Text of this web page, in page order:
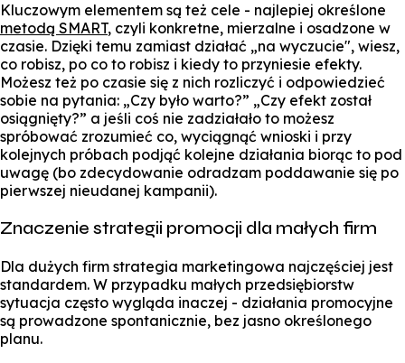
Kluczowym elementem są też cele - najlepiej określone
metodą SMART, czyli konkretne, mierzalne i osadzone w
czasie. Dzięki temu zamiast działać „na wyczucie", wiesz,
co robisz, po co to robisz i kiedy to przyniesie efekty.
Możesz też po czasie się z nich rozliczyć i odpowiedzieć
sobie na pytania: „Czy było warto?” „Czy efekt został
osiągnięty?” a jeśli coś nie zadziałało to możesz
spróbować zrozumieć co, wyciągnąć wnioski i przy
kolejnych próbach podjąć kolejne działania biorąc to pod
uwagę (bo zdecydowanie odradzam poddawanie się po
pierwszej nieudanej kampanii).
Znaczenie strategii promocji dla małych firm
Dla dużych firm strategia marketingowa najczęściej jest
standardem. W przypadku małych przedsiębiorstw
sytuacja często wygląda inaczej - działania promocyjne
są prowadzone spontanicznie, bez jasno określonego
planu.